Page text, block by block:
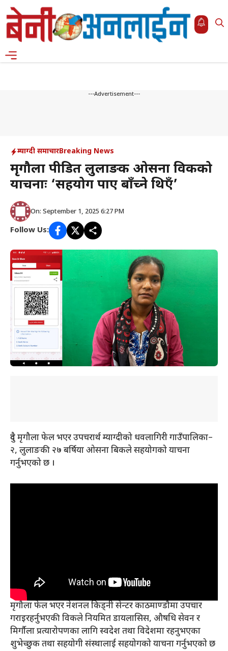
Skip
to
content
---Advertisement---
म्याग्दी समाचारBreaking News
मृगौला पीडित लुलाङकी ओसना विकको
याचनाः ‘सहयोग पाए बाँच्ने थिएँ’
On: September 1, 2025 6:27 PM
Follow Us:
दुवै मृगौला फेल भएर उपचरार्थ म्याग्दीको धवलागिरी गाउँपालिका–
२, लुलाङकी २७ बर्षिया ओसना बिकले सहयोगको याचना
गर्नुभएको छ ।
मृगौला फेल भएर नेशनल किड्नी सेन्टर काठमाण्डौमा उपचार
गराइरहर्नुभएकी विकले नियमित डायलासिस, औषधि सेवन र
मिर्गौला प्रत्यारोपणका लागि स्वदेश तथा विदेशमा रहनुभएका
शुभेच्छुक तथा सहयोगी संस्थालाई सहयोगको याचना गर्नुभएको छ